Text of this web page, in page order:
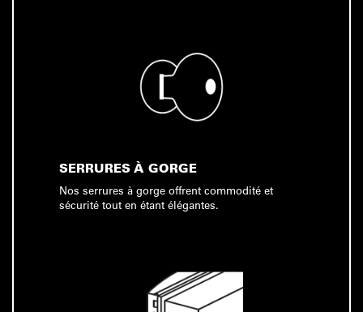
SERRURES À GORGE
Nos serrures à gorge offrent commodité et
sécurité tout en étant élégantes.